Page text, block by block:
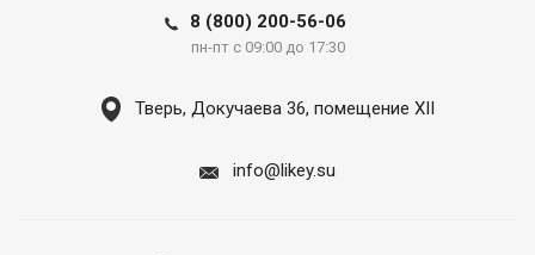
8 (800) 200-56-06
пн-пт с 09:00 до 17:30
Тверь, Докучаева 36, помещение XII
info@likey.su